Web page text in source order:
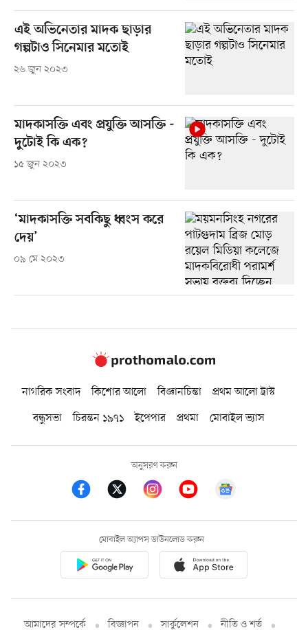
এই অভিনেতার মাদক ছাড়ার
গল্পটাও সিনেমার মতোই
২৬ জুন ২০২৩
মাদকাসক্তি এবং প্রযুক্তি আসক্তি -
দুটোই কি এক?
১৫ জুন ২০২৩
‘মাদকাসক্তি সবকিছু ধ্বংস করে
দেয়’
০৯ মে ২০২৩
নাগরিক সংবাদ কিশোর আলো বিজ্ঞানচিন্তা
প্রথম আলো ট্রাস্ট
বন্ধুসভা
চিরন্তন ১৯৭১ ইপেপার প্রথমা মোবাইল ভ্যাস
অনুসরণ করুন
মোবাইল অ্যাপস ডাউনলোড করুন
আমাদের সম্পর্কে বিজ্ঞাপন সার্কুলেশন নীতি ও শর্ত